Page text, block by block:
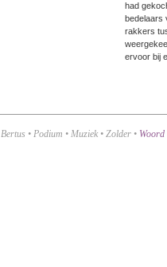
had
bedelaars
rakkers
ervoor bij
Bertus • Podium • Muziek • Zolder • Woord